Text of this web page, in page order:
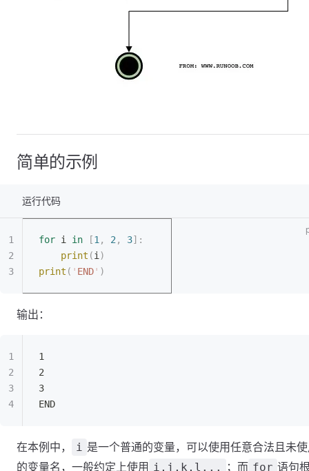
简单的示例
运行代码
for i in [1 , 2 , 3]:
	print
(i )
print ( ' END' )
输出：
1
2
3
END
在本例中， i 是一个普通的变量，可以使用任意合法且未
的变量名，一般约定上使用 i,j,k,l... ；而 for 语句